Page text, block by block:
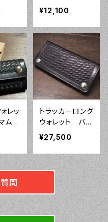
セ
バ
ー
ォレット3 ミニ
トラッカー
¥12,100
レッ
ムト
ス
ーブ
ォレ
トラッカーロング
ウォレット バス
ケットウィーブ
フルカバー ト
ラッカーウォレッ
ト
¥27,500
問